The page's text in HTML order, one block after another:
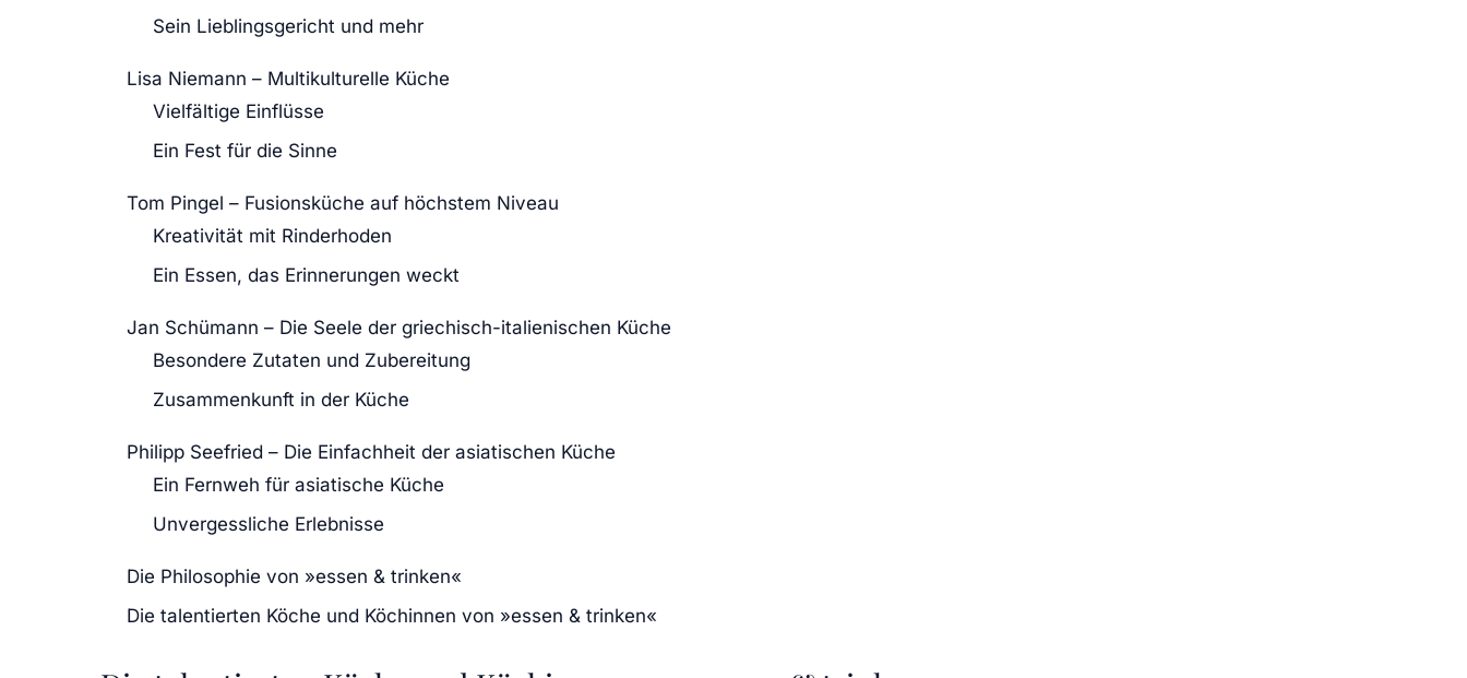
Sein Lieblingsgericht und mehr
Lisa Niemann – Multikulturelle Küche
Vielfältige Einflüsse
Ein Fest für die Sinne
Tom Pingel – Fusionsküche auf höchstem Niveau
Kreativität mit Rinderhoden
Ein Essen, das Erinnerungen weckt
Jan Schümann – Die Seele der griechisch-italienischen Küche
Besondere Zutaten und Zubereitung
Zusammenkunft in der Küche
Philipp Seefried – Die Einfachheit der asiatischen Küche
Ein Fernweh für asiatische Küche
Unvergessliche Erlebnisse
Die Philosophie von »essen & trinken«
Die talentierten Köche und Köchinnen von »essen & trinken«